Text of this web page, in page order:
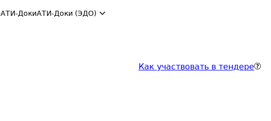
АТИ-ДокиАТИ-Доки (ЭДО)
Как участвовать в тендере